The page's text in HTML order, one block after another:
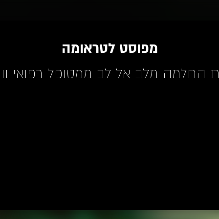
מפוסט לטראומה
החלמה מלב אל לב ממטופל רפואי